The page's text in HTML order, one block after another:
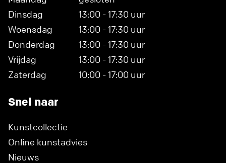
Dinsdag
13:00 - 17:30 uur
Woensdag
13:00 - 17:30 uur
Donderdag
13:00 - 17:30 uur
Vrijdag
13:00 - 17:30 uur
Zaterdag
10:00 - 17:00 uur
Snel naar
Kunstcollectie
Online kunstadvies
Nieuws